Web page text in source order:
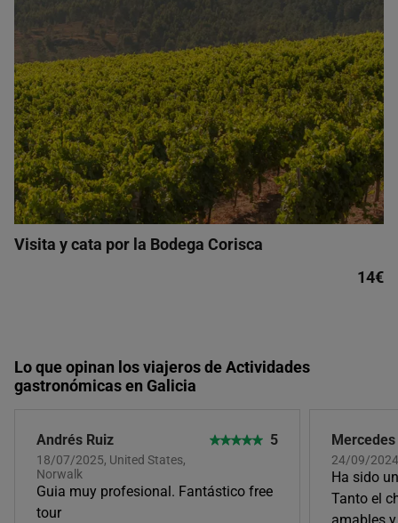
Visita y cata por la Bodega Corisca
14€
Lo que opinan los viajeros de Actividades
gastronómicas en Galicia
Andrés Ruiz
18/07/2025, United States,
Norwalk
5
Guia muy profesional. Fantástico free
tour
Mercedes
24/09/2024
Ha sido
Tanto el